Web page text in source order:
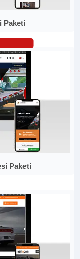
Paketi
Paketi